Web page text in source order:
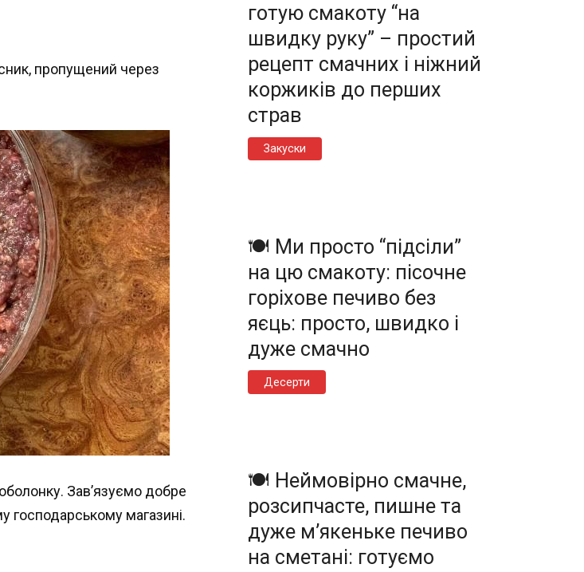
пропущений через
Зав’язуємо добре
господарському магазині.
готую смакоту “на
швидку руку” – простий
рецепт смачних і ніжний
коржиків до перших
страв
Закуски
🍽️ Ми просто “підсіли”
на цю смакоту: пісочне
горіхове печиво без
яєць: просто, швидко і
дуже смачно
Десерти
🍽️ Неймовірно смачне,
розсипчасте, пишне та
дуже м’якеньке печиво
на сметані: готуємо